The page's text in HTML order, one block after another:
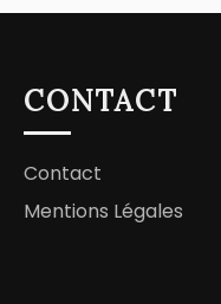
CONTACT
Contact
Mentions Légales